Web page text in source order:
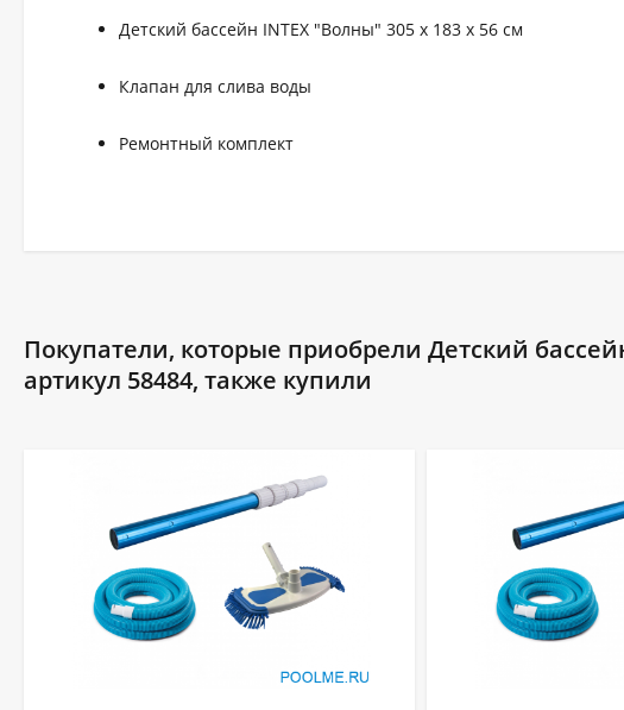
Детский бассейн INTEX "Волны" 305 x 183 x 56 см
Клапан для слива воды
Ремонтный комплект
Покупатели, которые приобрели Детский
артикул 58484, также купили